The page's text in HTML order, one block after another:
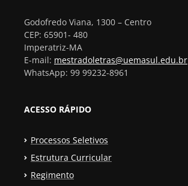
Godofredo Viana, 1300 – Centro
CEP: 65901- 480
Imperatriz-MA
E-mail: mestradoletras@uemasul.edu.br
WhatsApp: 99 99232-8961
ACESSO RÁPIDO
Processos Seletivos
Estrutura Curricular
Regimento